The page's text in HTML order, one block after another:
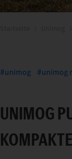
unimog unimog
UNIMOG